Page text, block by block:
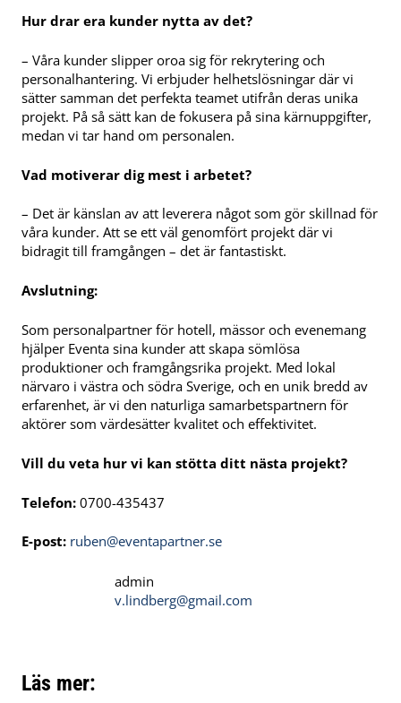
Hur drar era kunder nytta av det?
– Våra kunder slipper oroa sig för rekrytering och
personalhantering. Vi erbjuder helhetslösningar där vi
sätter samman det perfekta teamet utifrån deras unika
projekt. På så sätt kan de fokusera på sina kärnuppgifter,
medan vi tar hand om personalen.
Vad motiverar dig mest i arbetet?
– Det är känslan av att leverera något som gör skillnad för
våra kunder. Att se ett väl genomfört projekt där vi
bidragit till framgången – det är fantastiskt.
Avslutning:
Som personalpartner för hotell, mässor och evenemang
hjälper Eventa sina kunder att skapa sömlösa
produktioner och framgångsrika projekt. Med lokal
närvaro i västra och södra Sverige, och en unik bredd av
erfarenhet, är vi den naturliga samarbetspartnern för
aktörer som värdesätter kvalitet och effektivitet.
Vill du veta hur vi kan stötta ditt nästa projekt?
Telefon: 0700-435437
E-post: ruben@eventapartner.se
admin
v.lindberg@gmail.com
Läs mer: